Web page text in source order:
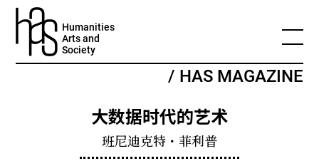
Humanities
Arts and
Society
/ HAS MAGAZINE
大数据时代的艺术
班尼迪克特・菲利普